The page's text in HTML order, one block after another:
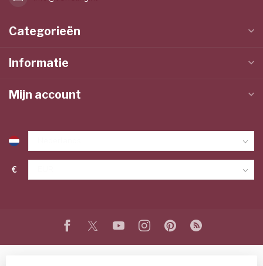
Categorieën
Informatie
Mijn account
€